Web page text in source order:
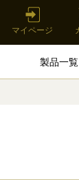
マイページ
製品一覧